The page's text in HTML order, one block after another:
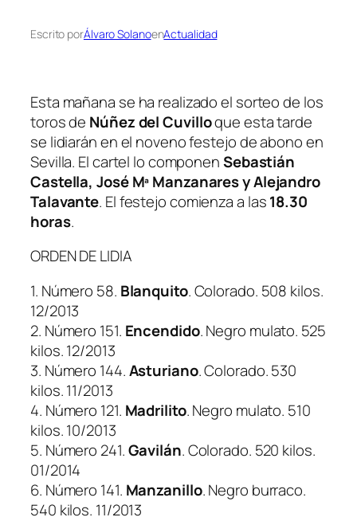
Escrito porÁlvaro SolanoenActualidad
Esta mañana se ha realizado el sorteo de los
toros de Núñez del Cuvilloque esta tarde
se lidiarán en el noveno festejo de abono en
Sevilla. El cartel lo componenSebastián
Castella, José Mª Manzanares y Alejandro
Talavante. El festejo comienza a las18.30
horas.
ORDEN DE LIDIA
1. Número 58. Blanquito. Colorado. 508 kilos.
12/2013
2. Número 151. Encendido. Negro mulato. 525
kilos. 12/2013
3. Número 144.Asturiano. Colorado. 530
kilos. 11/2013
4. Número 121. Madrilito. Negro mulato. 510
kilos. 10/2013
5. Número 241.Gavilán. Colorado. 520 kilos.
01/2014
6. Número 141. Manzanillo. Negro burraco.
540 kilos. 11/2013